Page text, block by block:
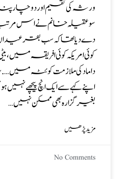
ورثہ کی تقسیم اور دو چار
سوعقیلہ خانم نے اس
دے دیا تھا کہ سب بقرعید
کوئی امریکہ کوئی افریقہ میں
داماد کی ملازمت کوئٹہ میں
اپنے کہے سے ایک انچ پیچھے نہیں
بغیر گزارہ بھی ممکن نہیں…
مزید پڑھیں
No Comments